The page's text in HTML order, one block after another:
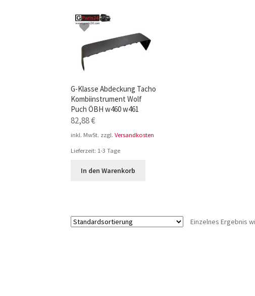
TOP-Seller: G-Klasse Trittbretter schwarz für den
Impressum
G-Klasse Abdeckung Tacho
Kombiinstrument Wolf
Puch ÖBH w460 w461
82,88€
inkl. MwSt. zzgl.Versandkosten
Lieferzeit: 1-3 Tage
In den Warenkorb
Einzelnes Ergebnis